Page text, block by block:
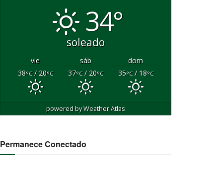
34°
soleado
vie sáb
dom
38°C/ 20°C 37°C/ 20°C 35°C/ 18°C
powered byWeather Atlas
Permanece Conectado